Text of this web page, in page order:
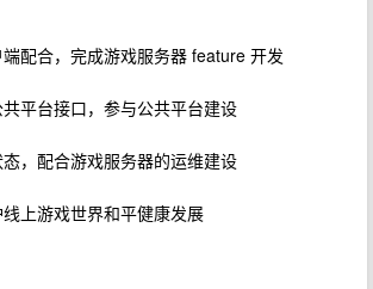
配合，完成游戏服务器 feature 开发
平台接口，参与公共平台建设
，配合游戏服务器的运维建设
上游戏世界和平健康发展